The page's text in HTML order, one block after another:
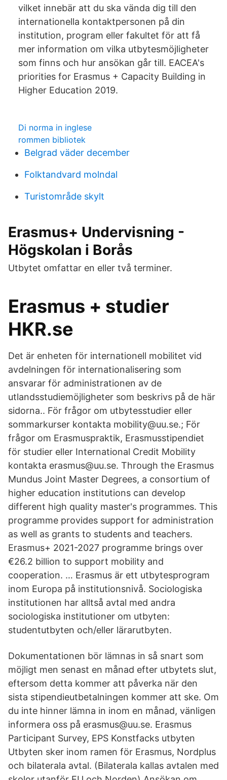
vilket innebär att du ska vända dig till den
internationella kontaktpersonen på din
institution, program eller fakultet för att få
mer information om vilka utbytesmöjligheter
som finns och hur ansökan går till. EACEA's
priorities for Erasmus + Capacity Building in
Higher Education 2019.
Di norma in inglese
rommen bibliotek
Belgrad väder december
Folktandvard molndal
Turistområde skylt
Erasmus+ Undervisning -
Högskolan i Borås
Utbytet omfattar en eller två terminer.
Erasmus + studier
HKR.se
Det är enheten för internationell mobilitet vid
avdelningen för internationalisering som
ansvarar för administrationen av de
utlandsstudiemöjligheter som beskrivs på de här
sidorna.. För frågor om utbytesstudier eller
sommarkurser kontakta mobility@uu.se.; För
frågor om Erasmuspraktik, Erasmusstipendiet
för studier eller International Credit Mobility
kontakta erasmus@uu.se. Through the Erasmus
Mundus Joint Master Degrees, a consortium of
higher education institutions can develop
different high quality master's programmes. This
programme provides support for administration
as well as grants to students and teachers.
Erasmus+ 2021-2027 programme brings over
€26.2 billion to support mobility and
cooperation. … Erasmus är ett utbytesprogram
inom Europa på institutionsnivå. Sociologiska
institutionen har alltså avtal med andra
sociologiska institutioner om utbyten:
studentutbyten och/eller lärarutbyten.
Dokumentationen bör lämnas in så snart som
möjligt men senast en månad efter utbytets slut,
eftersom detta kommer att påverka när den
sista stipendieutbetalningen kommer att ske. Om
du inte hinner lämna in inom en månad, vänligen
informera oss på erasmus@uu.se. Erasmus
Participant Survey, EPS Konstfacks utbyten
Utbyten sker inom ramen för Erasmus, Nordplus
och bilaterala avtal. (Bilaterala kallas avtalen med